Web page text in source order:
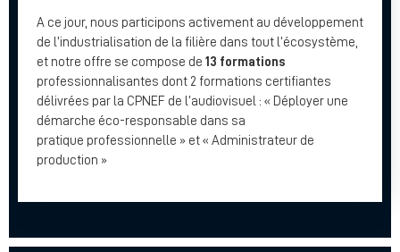
A ce jour, nous participons activement au développement
de l’industrialisation de la filière dans tout l’écosystème,
et notre offre se compose de 13 formations
professionnalisantes dont 2 formations certifiantes
délivrées par la CPNEF de l’audiovisuel : « Déployer une
démarche éco-responsable dans sa
pratique professionnelle » et « Administrateur de
production »